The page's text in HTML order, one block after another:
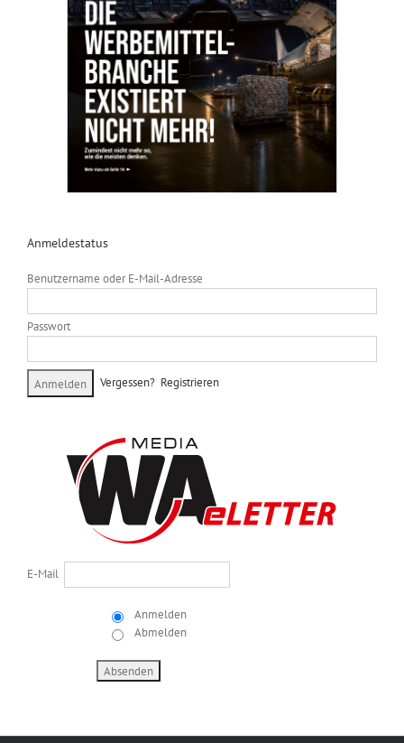
Anmeldestatus
Benutzername oder E-Mail-Adresse
Passwort
Vergessen? Registrieren
E-Mail
Anmelden
Abmelden